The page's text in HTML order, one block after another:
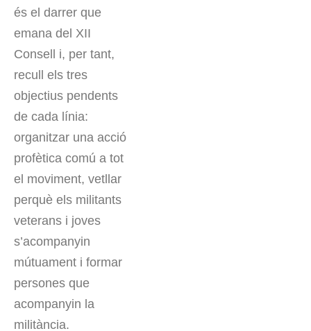
és el darrer que
emana del XII
Consell i, per tant,
recull els tres
objectius pendents
de cada línia:
organitzar una acció
profètica comú a tot
el moviment, vetllar
perquè els militants
veterans i joves
s’acompanyin
mútuament i formar
persones que
acompanyin la
militància.